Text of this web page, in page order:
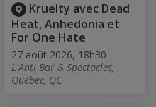
Kruelty avec Dead
Heat, Anhedonia et
For One Hate
27 août 2026, 18h30
L'Anti Bar & Spectacles,
Québec, QC